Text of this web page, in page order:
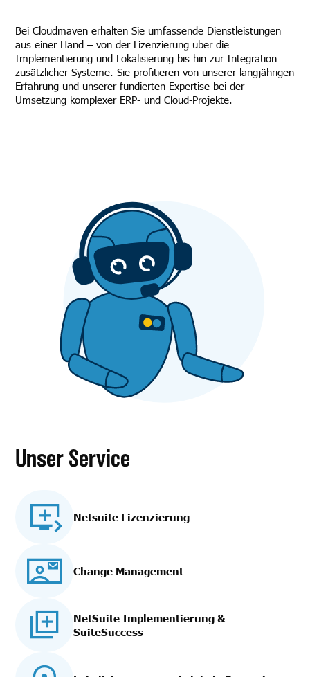
Bei Cloudmaven erhalten Sie umfassende Dienstleistungen
aus einer Hand – von der Lizenzierung über die
Implementierung und Lokalisierung bis hin zur Integration
zusätzlicher Systeme. Sie profitieren von unserer langjährigen
Erfahrung und unserer fundierten Expertise bei der
Umsetzung komplexer ERP- und Cloud-Projekte.
Unser Service
Netsuite Lizenzierung
Change Management
NetSuite Implementierung &
SuiteSuccess